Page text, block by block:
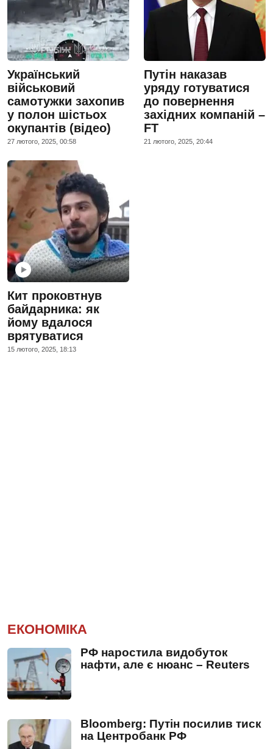
Український
військовий
самотужки захопив
у полон шістьох
окупантів (відео)
27 лютого, 2025, 00:58
Путін наказав
уряду готуватися
до повернення
західних компаній –
FT
21 лютого, 2025, 20:44
Кит проковтнув
байдарника: як
йому вдалося
врятуватися
15 лютого, 2025, 18:13
ЕКОНОМІКА
РФ наростила видобуток
нафти, але є нюанс – Reuters
Bloomberg: Путін посилив тиск
на Центробанк РФ